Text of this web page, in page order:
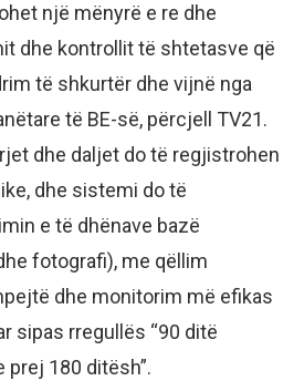
një mënyrë e re dhe
dhe kontrollit të shtetasve që
të shkurtër dhe vijnë nga
të BE-së, përcjell TV21.
dhe daljet do të regjistrohen
dhe sistemi do të
e të dhënave bazë
fotografi), me qëllim
dhe monitorim më efikas
sipas rregullës “90 ditë
prej 180 ditësh”.